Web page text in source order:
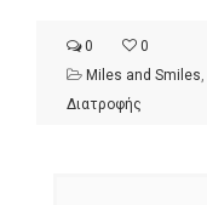
0
0
Miles and Smiles
Διατροφής